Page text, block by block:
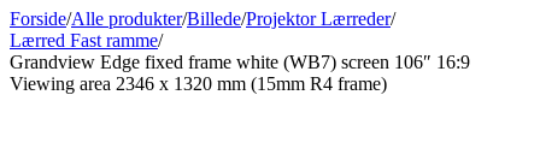
Forside/Alle produkter/Billede/Projektor Lærreder/
Lærred Fast ramme/
Grandview Edge fixed frame white (WB7) screen 106″ 16:9
Viewing area 2346 x 1320 mm (15mm R4 frame)